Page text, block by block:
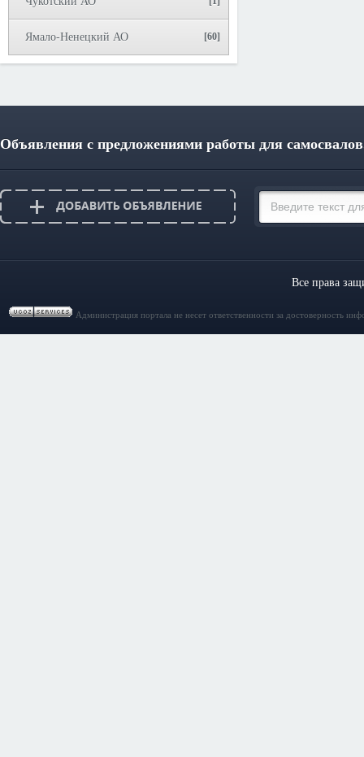
Ямало-Ненецкий АО [60]
Объявления с предложениями работы для
Все права
Администрация портала не несет ответственности за достоверность